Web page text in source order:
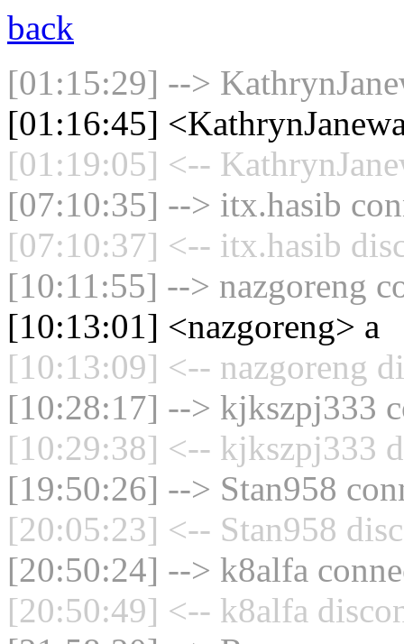
back
[01:15:29] -->
[01:16:45]
[01:19:05] <--
[07:10:35] --> itx.hasib
[07:10:37] <-- itx.hasib
[10:11:55] --> nazgoreng
[10:13:01] <nazgoreng> a
[10:13:09] <-- nazgoreng
[10:28:17] --> kjkszpj333
[10:29:38] <-- kjkszpj333
[19:50:26] --> Stan958
[20:05:23] <-- Stan958
[20:50:24] --> k8alfa
[20:50:49] <-- k8alfa